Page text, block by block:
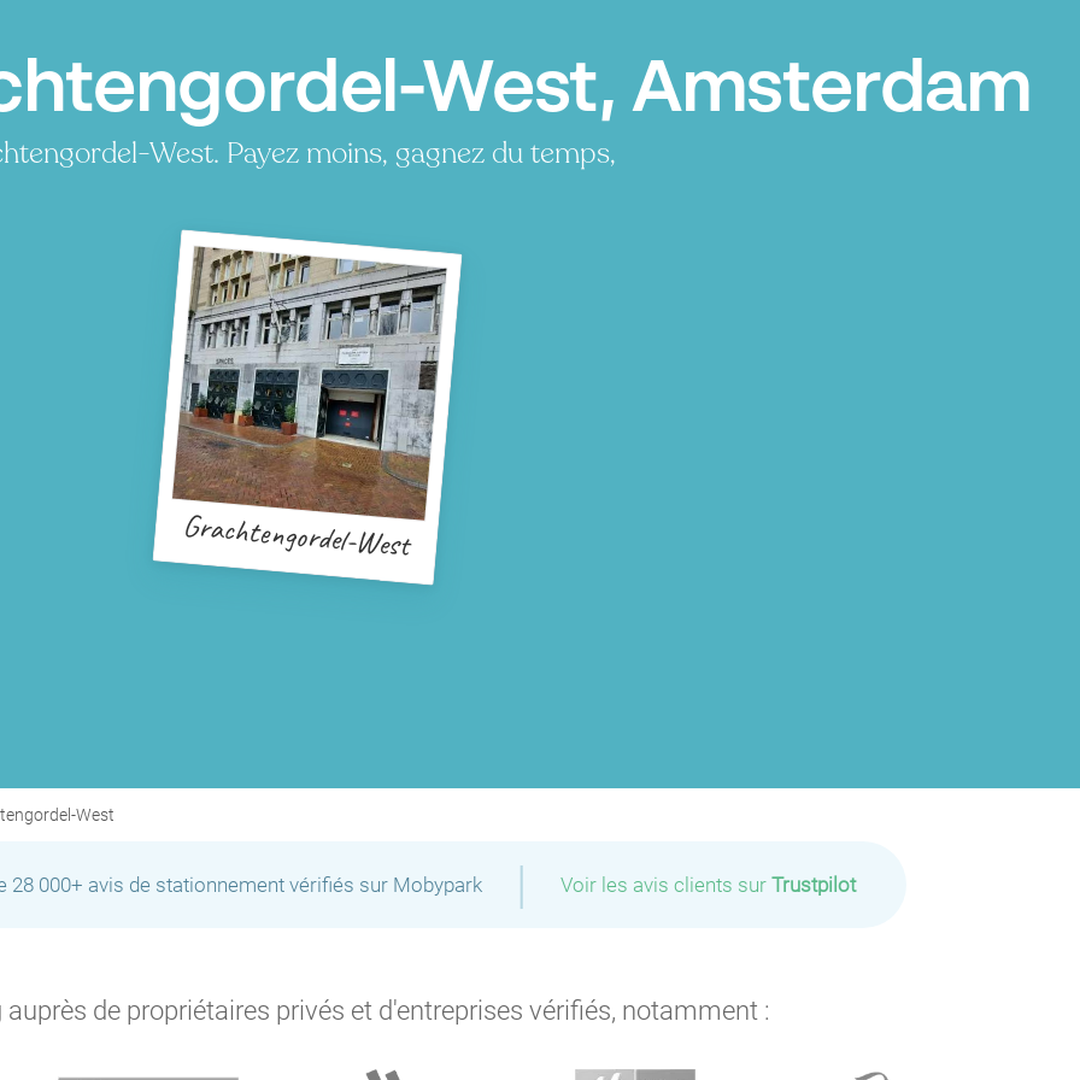
West, Amsterdam
West. Payez moins, gagnez du temps,
Grachtengordel-West
West
28 000+ avis de stationnement vérifiés sur Mobypark | Voir les avis clients sur Trustpilot
auprès de propriétaires privés et d'entreprises vérifiés, notamment :
P
P
P